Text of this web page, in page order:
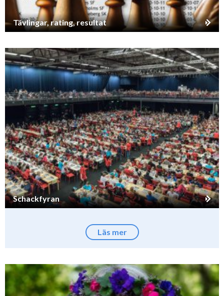
Tävlingar, rating, resultat
Schackfyran
Läs mer